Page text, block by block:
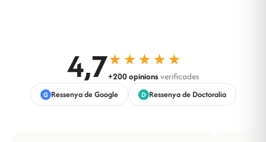
4,7★★★★★
+200 opinions verificades
G Ressenya de Google D Ressenya de Doctoralia